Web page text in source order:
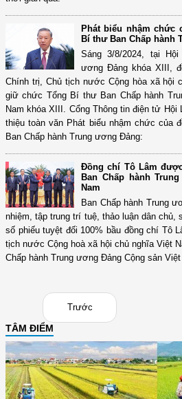
Phát biểu nhậm chức
Bí thư Ban Chấp hành
Sáng 3/8/2024, tại
ương Đảng khóa XIII,
Chính trị, Chủ tịch nước Cộng hòa xã hội
giữ chức Tổng Bí thư Ban Chấp hành
Nam khóa XIII. Cổng Thông tin điện tử Hội
thiệu toàn văn Phát biểu nhậm chức của
Ban Chấp hành Trung ương Đảng:
Đồng chí Tô Lâm
Ban Chấp hành
Nam
Ban Chấp hành Trung
nhiệm, tập trung trí tuệ, thảo luận dân chủ,
số phiếu tuyệt đối 100% bầu đồng chí Tô
tịch nước Cộng hoà xã hội chủ nghĩa Việt
Chấp hành Trung ương Đảng Cộng sản Việt
Trước
TÂM ĐIỂM